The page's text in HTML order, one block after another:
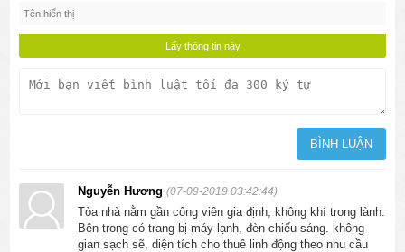
Nguyễn Hương(07-09-2019 03:42:44)
Tòa nhà nằm gần công viên gia định, không khí trong lành.
Bên trong có trang bị máy lạnh, đèn chiếu sáng. không
gian sạch sẽ, diện tích cho thuê linh động theo nhu cầu